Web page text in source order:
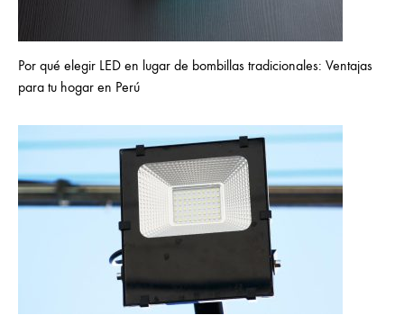
Por qué elegir LED en lugar de bombillas tradicionales: Ventajas
para tu hogar en Perú